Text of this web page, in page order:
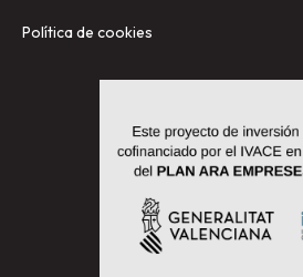
Política de cookies